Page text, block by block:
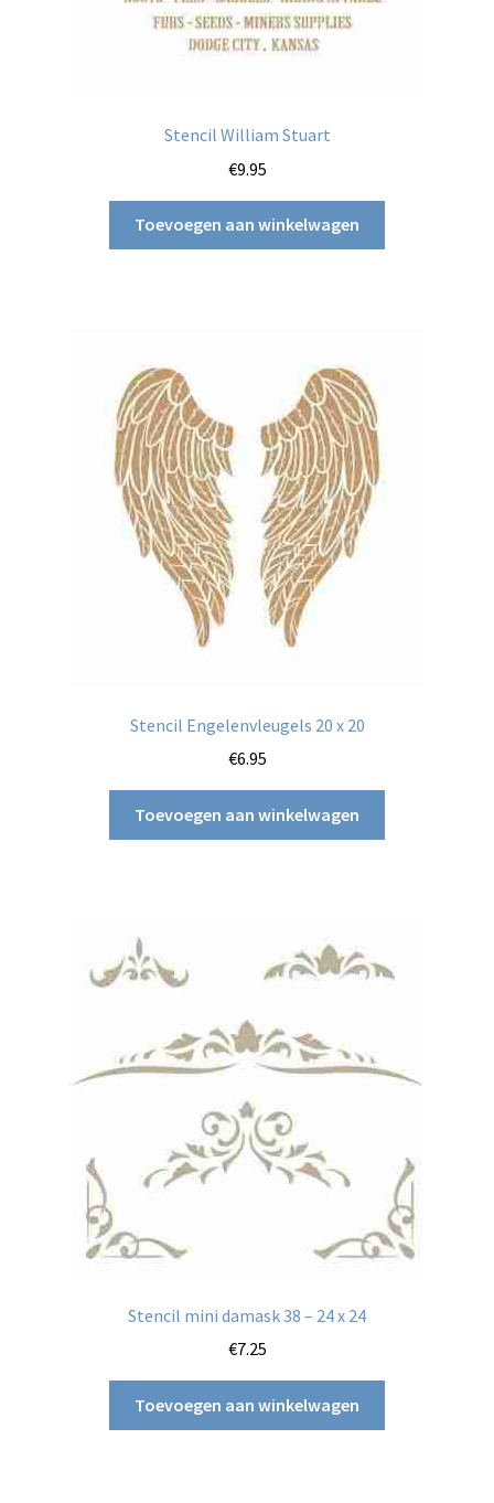
Stencil William Stuart
€9.95
Toevoegen aan winkelwagen
Stencil Engelenvleugels 20 x 20
€6.95
Toevoegen aan winkelwagen
Stencil mini damask 38 – 24 x 24
€7.25
Toevoegen aan winkelwagen